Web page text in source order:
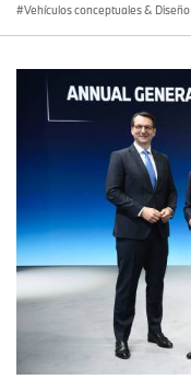
Vehículos conceptuales & Diseño